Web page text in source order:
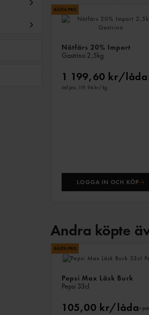
Nötfärs 20% Import
Gastrino 2,5kg
1 199,60 kr/låda
Jmf.pris 119,96 kr/ kg
LOGGA IN OCH KÖP
Andra köpte
Pepsi Max Läsk Burk
Pepsi 33cl
105,00 kr/låda+